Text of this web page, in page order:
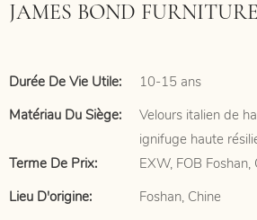
JAMES BOND FURNITURE
Durée De Vie Utile:
10-15 ans
Matériau Du Siège:
Velours italien de
ignifuge haute
Terme De Prix:
EXW, FOB
Lieu D'origine:
Foshan, Chine